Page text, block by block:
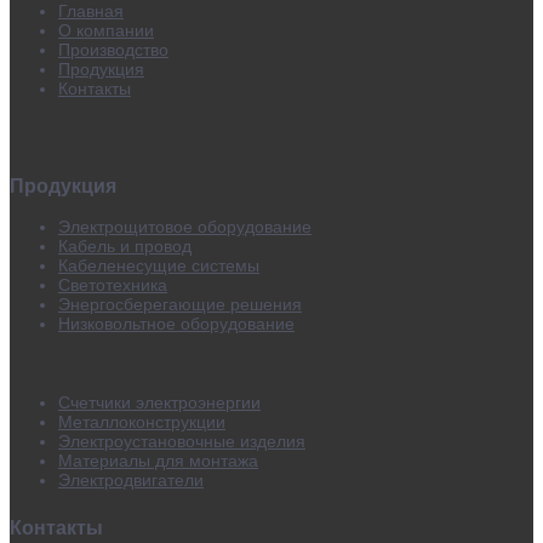
Главная
О компании
Производство
Продукция
Контакты
Продукция
Электрощитовое оборудование
Кабель и провод
Кабеленесущие системы
Светотехника
Энергосберегающие решения
Низковольтное оборудование
Счетчики электроэнергии
Металлоконструкции
Электроустановочные изделия
Материалы для монтажа
Электродвигатели
Контакты